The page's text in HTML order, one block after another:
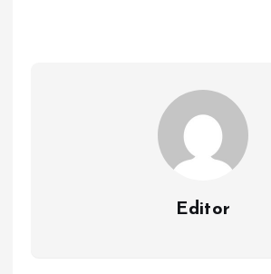
Editor